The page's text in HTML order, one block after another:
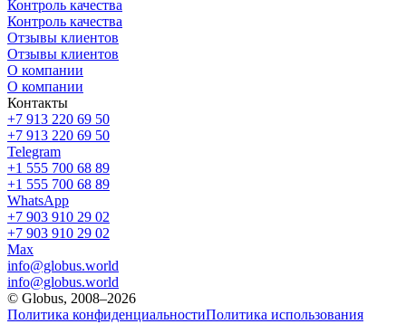
Контроль качества
Контроль качества
Отзывы клиентов
Отзывы клиентов
О компании
О компании
Контакты
+7 913 220 69 50
+7 913 220 69 50
Telegram
+1 555 700 68 89
+1 555 700 68 89
WhatsApp
+7 903 910 29 02
+7 903 910 29 02
Max
info@globus.world
info@globus.world
© Globus, 2008–2026
Политика конфиденциальностиПолитика использования